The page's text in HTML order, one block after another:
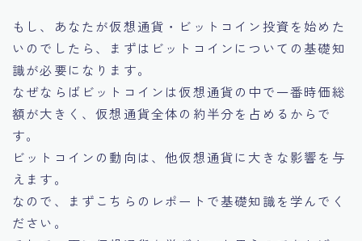
もし、あなたが仮想通貨・ビットコイン投資を始めた
いのでしたら、まずはビットコインについての基礎知
識が必要になります。
なぜならばビットコインは仮想通貨の中で一番時価総
額が大きく、仮想通貨全体の約半分を占めるからで
す。
ビットコインの動向は、他仮想通貨に大きな影響を与
えます。
なので、まずこちらのレポートで基礎知識を学んでく
ださい。